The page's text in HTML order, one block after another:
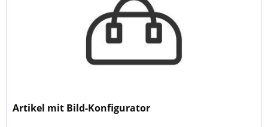
Artikel mit Bild-Konfigurator